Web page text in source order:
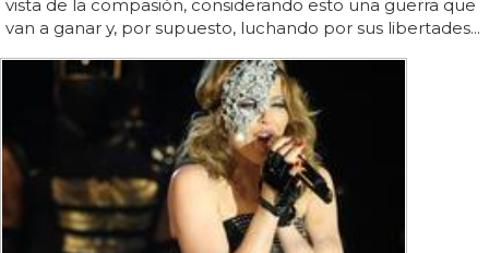
vista de la compasión, considerando esto una guerra que
van a ganar y, por supuesto, luchando por sus libertades...